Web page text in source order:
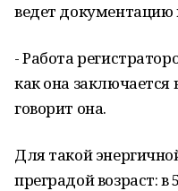
ведет документацию
- Работа
как она
говорит она.
Для такой
преградой возраст: в